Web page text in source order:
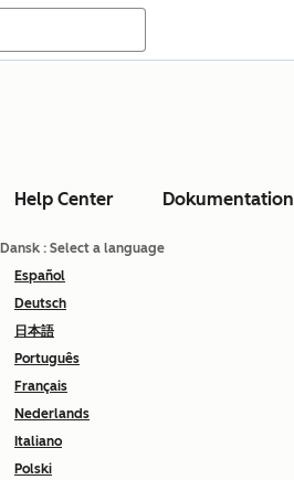
Help Center Dokumentation
Dansk : Select a language
Español
Deutsch
日本語
Português
Français
Nederlands
Italiano
Polski